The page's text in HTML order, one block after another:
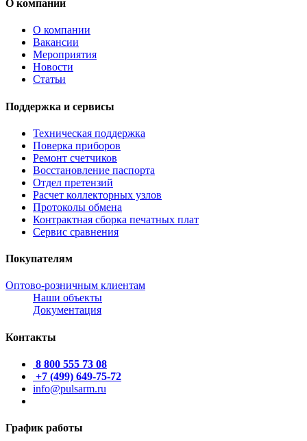
О компании
О компании
Вакансии
Мероприятия
Новости
Статьи
Поддержка и сервисы
Техническая поддержка
Поверка приборов
Ремонт счетчиков
Восстановление паспорта
Отдел претензий
Расчет коллекторных узлов
Протоколы обмена
Контрактная сборка печатных плат
Сервис сравнения
Покупателям
Оптово-розничным клиентам
Наши объекты
Документация
Контакты
8 800 555 73 08
+7 (499) 649-75-72
info@pulsarm.ru
График работы